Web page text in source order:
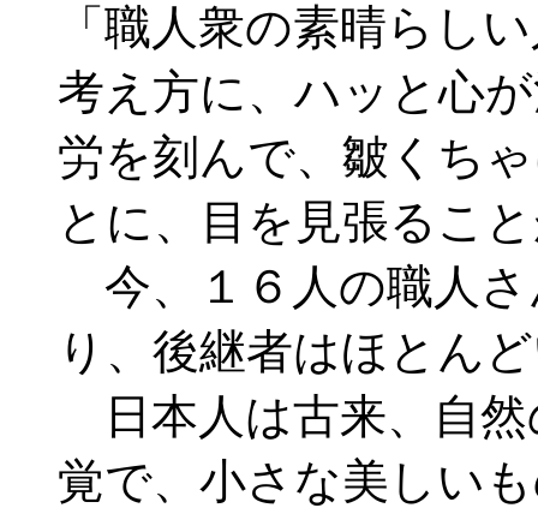
「職人衆の素晴らし
考え方に、ハッと心
労を刻んで、皺くち
とに、目を見張るこ
今、１６人の職人
り、後継者はほとん
日本人は古来、自
覚で、小さな美しい